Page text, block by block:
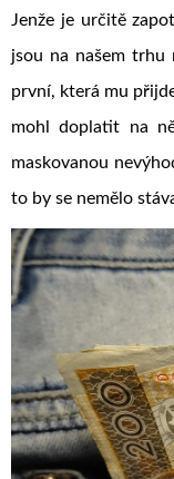
Jenže je určitě
jsou na našem trhu
první, která mu
mohl doplatit na
maskovanou
to by se nemělo